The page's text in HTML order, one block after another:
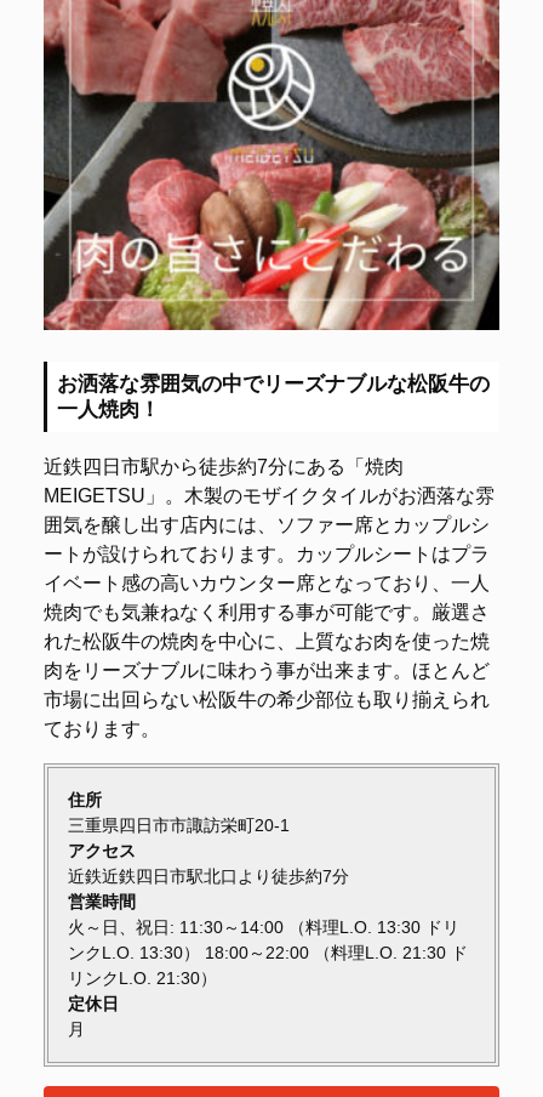
お洒落な雰囲気の中でリーズナブルな松阪牛の
一人焼肉！
近鉄四日市駅から徒歩約7分にある「焼肉
MEIGETSU」。木製のモザイクタイルがお洒落な雰
囲気を醸し出す店内には、ソファー席とカップルシ
ートが設けられております。カップルシートはプラ
イベート感の高いカウンター席となっており、一人
焼肉でも気兼ねなく利用する事が可能です。厳選さ
れた松阪牛の焼肉を中心に、上質なお肉を使った焼
肉をリーズナブルに味わう事が出来ます。ほとんど
市場に出回らない松阪牛の希少部位も取り揃えられ
ております。
住所
三重県四日市市諏訪栄町20-1
アクセス
近鉄近鉄四日市駅北口より徒歩約7分
営業時間
火～日、祝日: 11:30～14:00 （料理L.O. 13:30 ドリ
ンクL.O. 13:30） 18:00～22:00 （料理L.O. 21:30 ド
リンクL.O. 21:30）
定休日
月